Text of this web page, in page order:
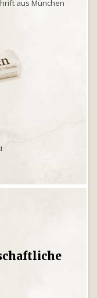
aus München